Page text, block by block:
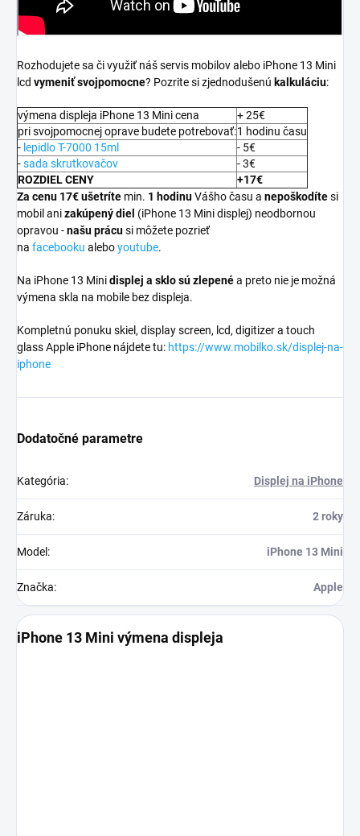
Rozhodujete sa či využiť náš servis mobilov alebo iPhone 13 Mini
lcd vymeniť svojpomocne? Pozrite si zjednodušenú kalkuláciu:
výmena displeja iPhone 13 Mini cena
+ 25€
pri svojpomocnej oprave budete potrebovať:1 hodinu času
- lepidlo T-7000 15ml
- 5€
-sada skrutkovačov
- 3€
ROZDIEL CENY
+17€
Za cenu 17€ ušetríte min. 1 hodinuVášho času a nepoškodítesi
mobil anizakúpený diel (iPhone 13 Mini displej) neodbornou
opravou -našu prácusi môžete pozrieť
na facebooku aleboyoutube.
Na iPhone 13 Minidisplej a sklo sú zlepenéa preto nie je možná
výmena skla na mobile bez displeja.
Kompletnú ponuku skiel, display screen, lcd, digitizer a touch
glass Apple iPhone nájdete tu: https://www.mobilko.sk/displej-na-
iphone
Dodatočné parametre
Kategória: Displej na iPhone
Záruka: 2 roky
Model : iPhone 13 Mini
Značka: Apple
iPhone 13 Mini výmena displeja